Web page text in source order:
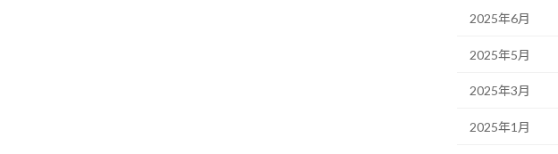
2025年6月
2025年5月
2025年3月
2025年1月